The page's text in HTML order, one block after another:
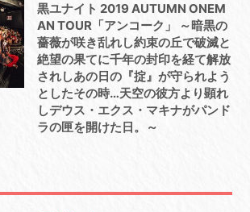
黒ユナイト 2019 AUTUMN ONEM
AN TOUR「アンコーク」 ～暗黒の
薔薇が咲き乱れし約束の丘で破滅と
絶望の果てに千年の封印を経て解放
されしあの日の『掟』が守られよう
としたその時…天空の彼方より顕れ
しデウス・エクス・マキナがパンド
ラの匣を開けた日。～